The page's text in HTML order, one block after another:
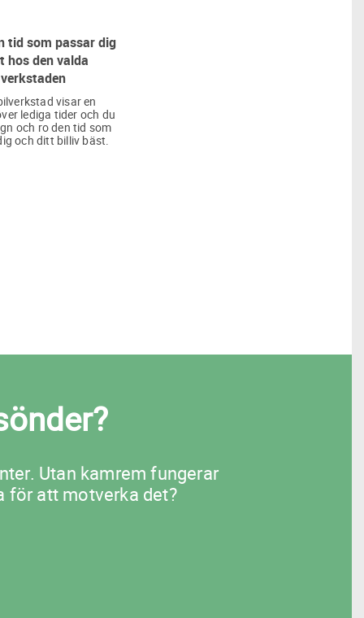
tid som passar dig
hos den valda
verkstaden
visar en
lediga tider och du
och ro den tid som
och ditt billiv bäst.
Utan kamrem fungerar
för att motverka det?